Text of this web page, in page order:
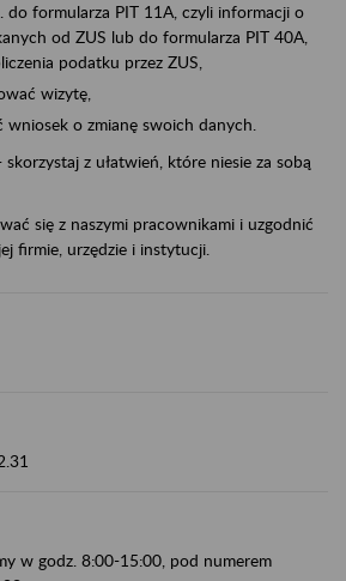
do formularza PIT 11A, czyli informacji o
od ZUS lub do formularza PIT 40A,
podatku przez ZUS,
wizytę,
wniosek o zmianę swoich danych.
skorzystaj z ułatwień, które niesie za sobą
się z naszymi pracownikami i uzgodnić
firmie, urzędzie i instytucji.
w godz. 8:00-15:00, pod numerem